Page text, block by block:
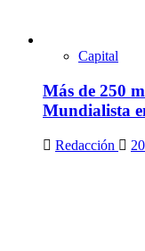
Capital
Más de 250
Mundialista
Redacción